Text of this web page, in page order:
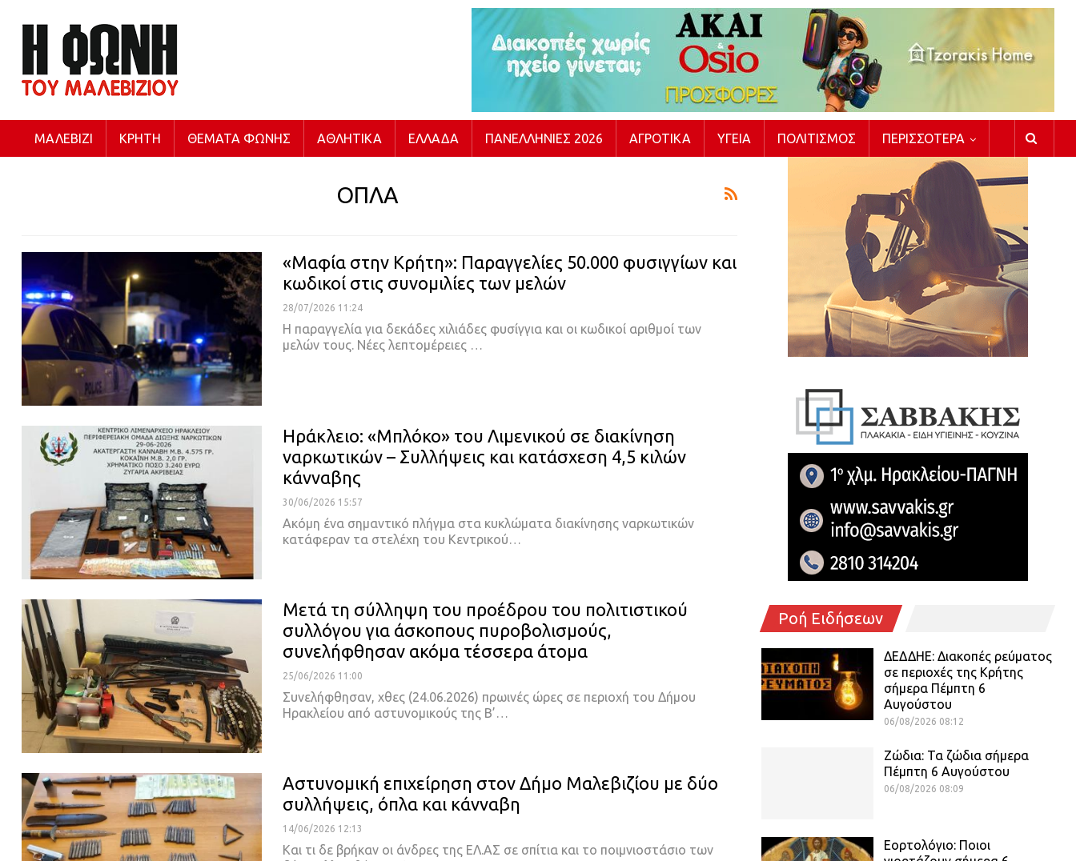
ΜΑΛΕΒΊΖΙ ΚΡΉΤΗ ΘΈΜΑΤΑ ΦΩΝΉΣ ΑΘΛΗΤΙΚΆ ΕΛΛΆΔΑ ΠΑΝΕΛΛΉΝΙΕΣ 2026 ΑΓΡΟΤΙΚΆ ΥΓΕΊΑ ΠΟΛΙΤΙΣΜΌΣ ΠΕΡΙΣΣΌΤΕΡΑ
ΟΠΛΑ
«Μαφία στην Κρήτη»: Παραγγελίες 50.000 φυσιγγίων και
κωδικοί στις συνομιλίες των μελών
28/07/2026 11:24
Η παραγγελία για δεκάδες χιλιάδες φυσίγγια και οι κωδικοί αριθμοί των
μελών τους. Νέες λεπτομέρειες …
Ηράκλειο: «Μπλόκο» του Λιμενικού σε διακίνηση
ναρκωτικών – Συλλήψεις και κατάσχεση 4,5 κιλών
κάνναβης
30/06/2026 15:57
Ακόμη ένα σημαντικό πλήγμα στα κυκλώματα διακίνησης ναρκωτικών
κατάφεραν τα στελέχη του Κεντρικού…
Μετά τη σύλληψη του προέδρου του πολιτιστικού
συλλόγου για άσκοπους πυροβολισμούς,
συνελήφθησαν ακόμα τέσσερα άτομα
25/06/2026 11:00
Συνελήφθησαν, χθες (24.06.2026) πρωινές ώρες σε περιοχή του Δήμου
Ηρακλείου από αστυνομικούς της Β’…
Αστυνομική επιχείρηση στον Δήμο Μαλεβιζίου με δύο
συλλήψεις, όπλα και κάνναβη
14/06/2026 12:13
Και τι δε βρήκαν οι άνδρες της ΕΛ.ΑΣ σε σπίτια και το ποιμνιοστάσιο των
Ροή Ειδήσεων
ΔΕΔΔΗΕ: Διακοπές ρεύματος
σε περιοχές της Κρήτης
σήμερα Πέμπτη 6
Αυγούστου
06/08/2026 08:12
Ζώδια: Τα ζώδια σήμερα
Πέμπτη 6 Αυγούστου
06/08/2026 08:09
Εορτολόγιο: Ποιοι